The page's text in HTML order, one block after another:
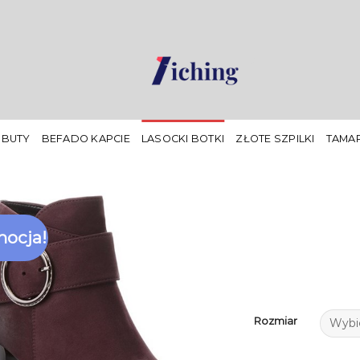
BEFADO KAPCIE LASOCKI BOTKI ZŁOTE SZPILKI
Rozmiar